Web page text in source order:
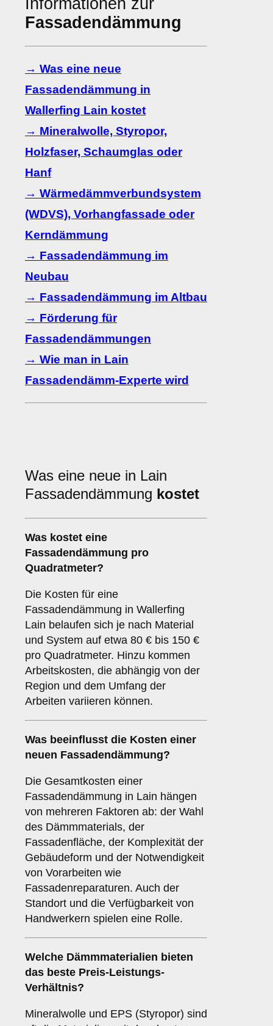
Fassadendämmung
→ Was eine neue
Fassadendämmung in
Wallerfing Lain kostet
→ Mineralwolle, Styropor,
Holzfaser, Schaumglas oder
Hanf
→ Wärmedämmverbundsystem
(WDVS), Vorhangfassade oder
Kerndämmung
→ Fassadendämmung im
Neubau
→ Fassadendämmung im Altbau
→ Förderung für
Fassadendämmungen
→ Wie man in Lain
Fassadendämm-Experte wird
Was eine neue in Lain
Fassadendämmung kostet
Was kostet eine
Fassadendämmung pro
Quadratmeter?
Die Kosten für eine
Fassadendämmung in Wallerfing
Lain belaufen sich je nach Material
und System auf etwa 80 € bis 150 €
pro Quadratmeter. Hinzu kommen
Arbeitskosten, die abhängig von der
Region und dem Umfang der
Arbeiten variieren können.
Was beeinflusst die Kosten einer
neuen Fassadendämmung?
Die Gesamtkosten einer
Fassadendämmung in Lain hängen
von mehreren Faktoren ab: der Wahl
des Dämmmaterials, der
Fassadenfläche, der Komplexität der
Gebäudeform und der Notwendigkeit
von Vorarbeiten wie
Fassadenreparaturen. Auch der
Standort und die Verfügbarkeit von
Handwerkern spielen eine Rolle.
Welche Dämmmaterialien bieten
das beste Preis-Leistungs-
Verhältnis?
Mineralwolle und EPS (Styropor) sind